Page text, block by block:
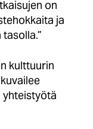
on
ja
kulttuurin
yhteistyötä